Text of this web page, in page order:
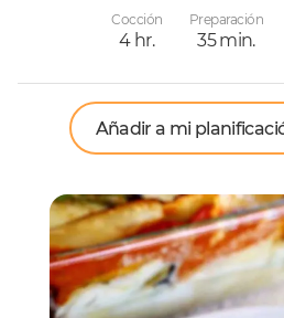
Cocción
4 hr.
Preparación
35 min.
Añadir a mi